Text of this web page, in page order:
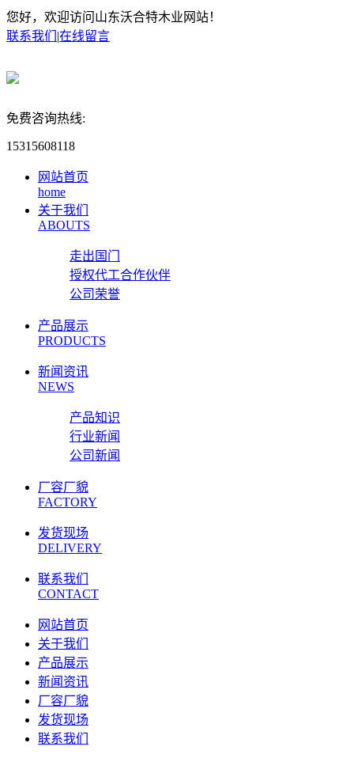
您好，欢迎访问山东沃合特木业网站！
联系我们 |在线留言
免费咨询热线:
15315608118
网站首页
home
关于我们
ABOUTS
走出国门
授权代工合作伙伴
公司荣誉
产品展示
PRODUCTS
新闻资讯
NEWS
产品知识
行业新闻
公司新闻
厂容厂貌
FACTORY
发货现场
DELIVERY
联系我们
CONTACT
网站首页
关于我们
产品展示
新闻资讯
厂容厂貌
发货现场
联系我们